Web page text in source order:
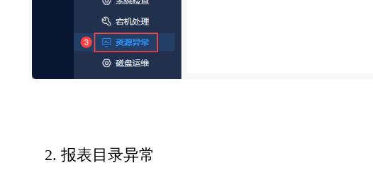
2. 报表目录异常